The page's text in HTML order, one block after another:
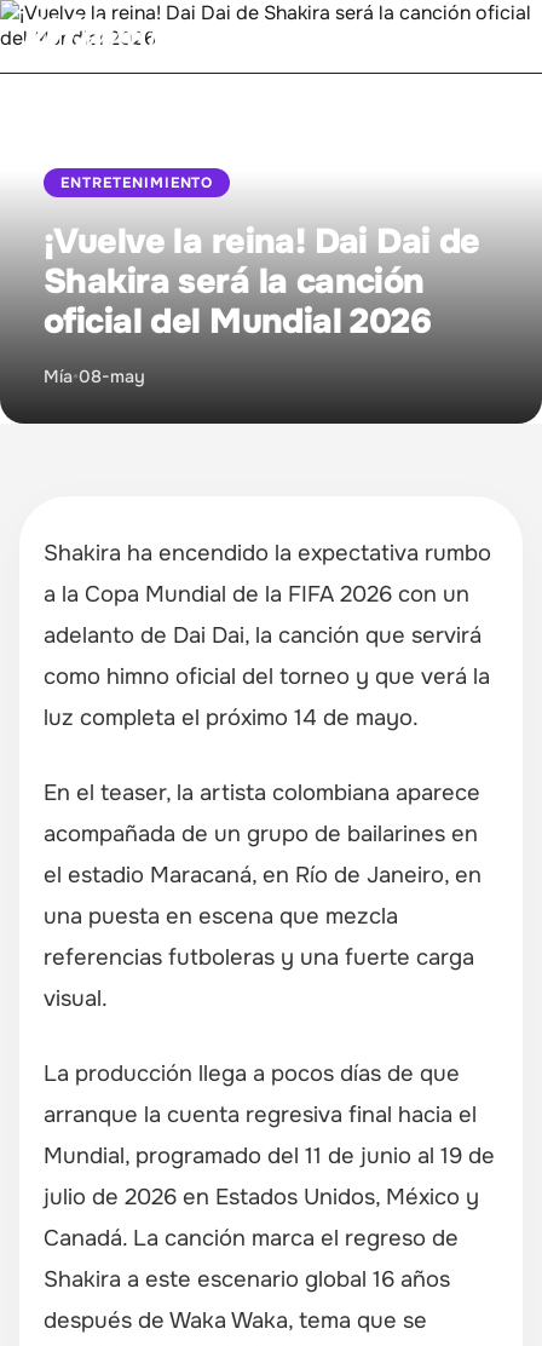
Bienestar
Entretenimiento
Mujer Empoderada
Proyecto MIA
ENTRETENIMIENTO
¡Vuelve la reina! Dai Dai de
Shakira será la canción
oficial del Mundial 2026
Mía•08-may
Shakira ha encendido la expectativa rumbo
a la Copa Mundial de la FIFA 2026 con un
adelanto de Dai Dai, la canción que servirá
como himno oficial del torneo y que verá la
luz completa el próximo 14 de mayo.
En el teaser, la artista colombiana aparece
acompañada de un grupo de bailarines en
el estadio Maracaná, en Río de Janeiro, en
una puesta en escena que mezcla
referencias futboleras y una fuerte carga
visual.
La producción llega a pocos días de que
arranque la cuenta regresiva final hacia el
Mundial, programado del 11 de junio al 19 de
julio de 2026 en Estados Unidos, México y
Canadá. La canción marca el regreso de
Shakira a este escenario global 16 años
después de Waka Waka, tema que se